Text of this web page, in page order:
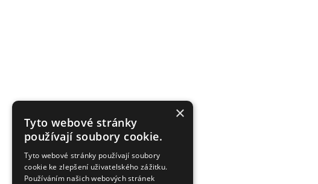
×
Tyto webové stránky
používají soubory cookie.
Tyto webové stránky používají soubory
cookie ke zlepšení uživatelského zážitku.
Používáním našich webových stránek